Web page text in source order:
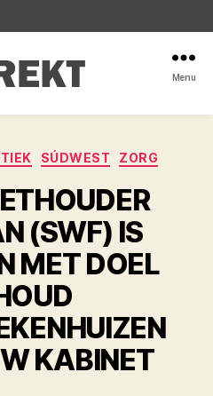
Menu
Categorieën
SÚDWEST ZORG
(SWF) IS
MET DOEL
KABINET